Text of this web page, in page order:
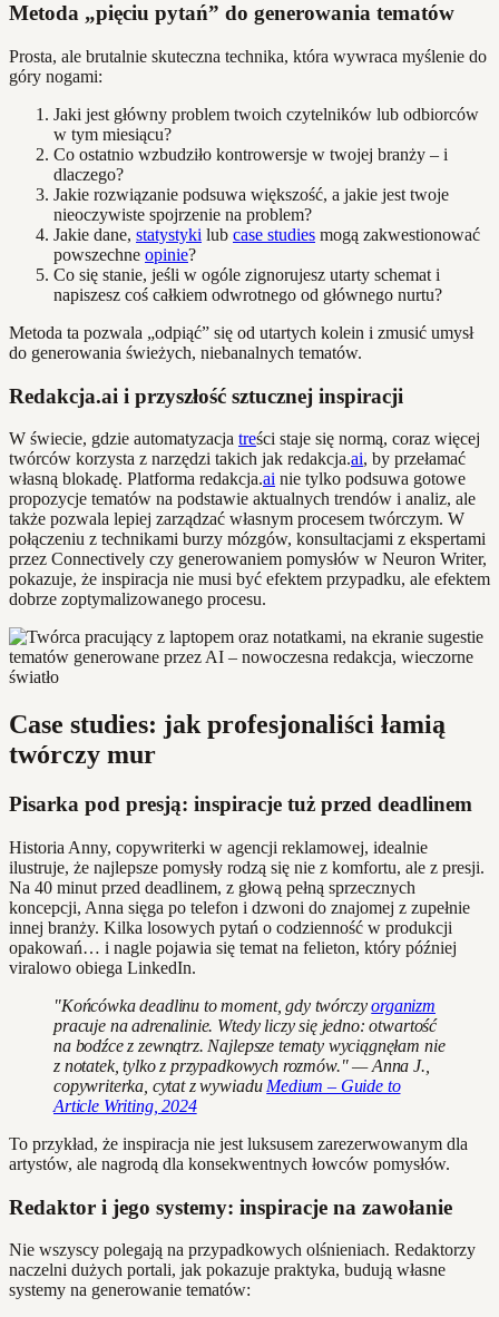
Metoda „pięciu pytań” do generowania tematów
Prosta, ale brutalnie skuteczna technika, która wywraca myślenie do
góry nogami:
Jaki jest główny problem twoich czytelników lub odbiorców
w tym miesiącu?
Co ostatnio wzbudziło kontrowersje w twojej branży – i
dlaczego?
Jakie rozwiązanie podsuwa większość, a jakie jest twoje
nieoczywiste spojrzenie na problem?
Jakie dane, statystyki lub case studies mogą zakwestionować
powszechne opinie?
Co się stanie, jeśli w ogóle zignorujesz utarty schemat i
napiszesz coś całkiem odwrotnego od głównego nurtu?
Metoda ta pozwala „odpiąć” się od utartych kolein i zmusić umysł
do generowania świeżych, niebanalnych tematów.
Redakcja.ai i przyszłość sztucznej inspiracji
W świecie, gdzie automatyzacja treści staje się normą, coraz więcej
twórców korzysta z narzędzi takich jak redakcja.ai, by przełamać
własną blokadę. Platforma redakcja.ai nie tylko podsuwa gotowe
propozycje tematów na podstawie aktualnych trendów i analiz, ale
także pozwala lepiej zarządzać własnym procesem twórczym. W
połączeniu z technikami burzy mózgów, konsultacjami z ekspertami
przez Connectively czy generowaniem pomysłów w Neuron Writer,
pokazuje, że inspiracja nie musi być efektem przypadku, ale efektem
dobrze zoptymalizowanego procesu.
Case studies: jak profesjonaliści łamią
twórczy mur
Pisarka pod presją: inspiracje tuż przed deadlinem
Historia Anny, copywriterki w agencji reklamowej, idealnie
ilustruje, że najlepsze pomysły rodzą się nie z komfortu, ale z presji.
Na 40 minut przed deadlinem, z głową pełną sprzecznych
koncepcji, Anna sięga po telefon i dzwoni do znajomej z zupełnie
innej branży. Kilka losowych pytań o codzienność w produkcji
opakowań… i nagle pojawia się temat na felieton, który później
viralowo obiega LinkedIn.
"Końcówka deadlinu to moment, gdy twórczyorganizm
pracuje na adrenalinie. Wtedy liczy się jedno: otwartość
na bodźce z zewnątrz. Najlepsze tematy wyciągnęłam nie
z notatek, tylko z przypadkowych rozmów." — Anna J.,
copywriterka, cytat z wywiadu Medium – Guide to
Article Writing, 2024
To przykład, że inspiracja nie jest luksusem zarezerwowanym dla
artystów, ale nagrodą dla konsekwentnych łowców pomysłów.
Redaktor i jego systemy: inspiracje na zawołanie
Nie wszyscy polegają na przypadkowych olśnieniach. Redaktorzy
naczelni dużych portali, jak pokazuje praktyka, budują własne
systemy na generowanie tematów: